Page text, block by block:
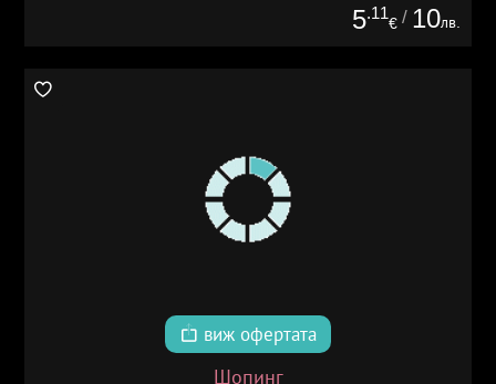
5.11
€ / 10лв.
виж офертата
Шопинг